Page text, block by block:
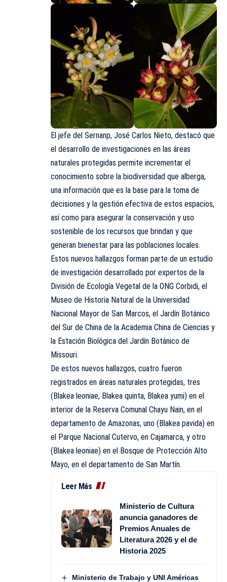
El jefe del Sernanp, José Carlos Nieto, destacó que
el desarrollo de investigaciones en las áreas
naturales protegidas permite incrementar el
conocimiento sobre la biodiversidad que alberga,
una información que es la base para la toma de
decisiones y la gestión efectiva de estos espacios,
así como para asegurar la conservación y uso
sostenible de los recursos que brindan y que
generan bienestar para las poblaciones locales.
Estos nuevos hallazgos forman parte de un estudio
de investigación desarrollado por expertos de la
División de Ecología Vegetal de la ONG Corbidi, el
Museo de Historia Natural de la Universidad
Nacional Mayor de San Marcos, el Jardín Botánico
del Sur de China de la Academia China de Ciencias y
la Estación Biológica del Jardín Botánico de
Missouri.
De estos nuevos hallazgos, cuatro fueron
registrados en áreas naturales protegidas, tres
(Blakea leoniae, Blakea quinta, Blakea yumi) en el
interior de la Reserva Comunal Chayu Nain, en el
departamento de Amazonas, uno (Blakea pavida) en
el Parque Nacional Cutervo, en Cajamarca, y otro
(Blakea leoniae) en el Bosque de Protección Alto
Mayo, en el departamento de San Martín.
Leer Más
Ministerio de Cultura
anuncia ganadores de
Premios Anuales de
Literatura 2026 y el de
Historia 2025
Ministerio de Trabajo y UNI Américas